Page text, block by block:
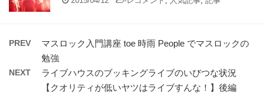
PREV
マスロック入門講座 toe 時雨 People でマスロックの
勉強
NEXT
ライブハウスのブッキングライブのいびつな状況
【クオリティが低いヤツはライブすんな！】後編